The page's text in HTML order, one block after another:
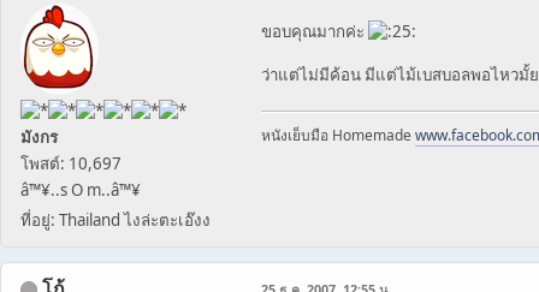
มังกร
โพสต์: 10,697
â™¥..s O m..â™¥
ที่อยู่: Thailand ไงล่ะตะเอ๊งง
ขอบคุณมากค่ะ
ว่าแต่ไม่มีค้อน มีแต่ไม้เบสบอลพอไหวมั้
หนังเย็บมือ Homemade